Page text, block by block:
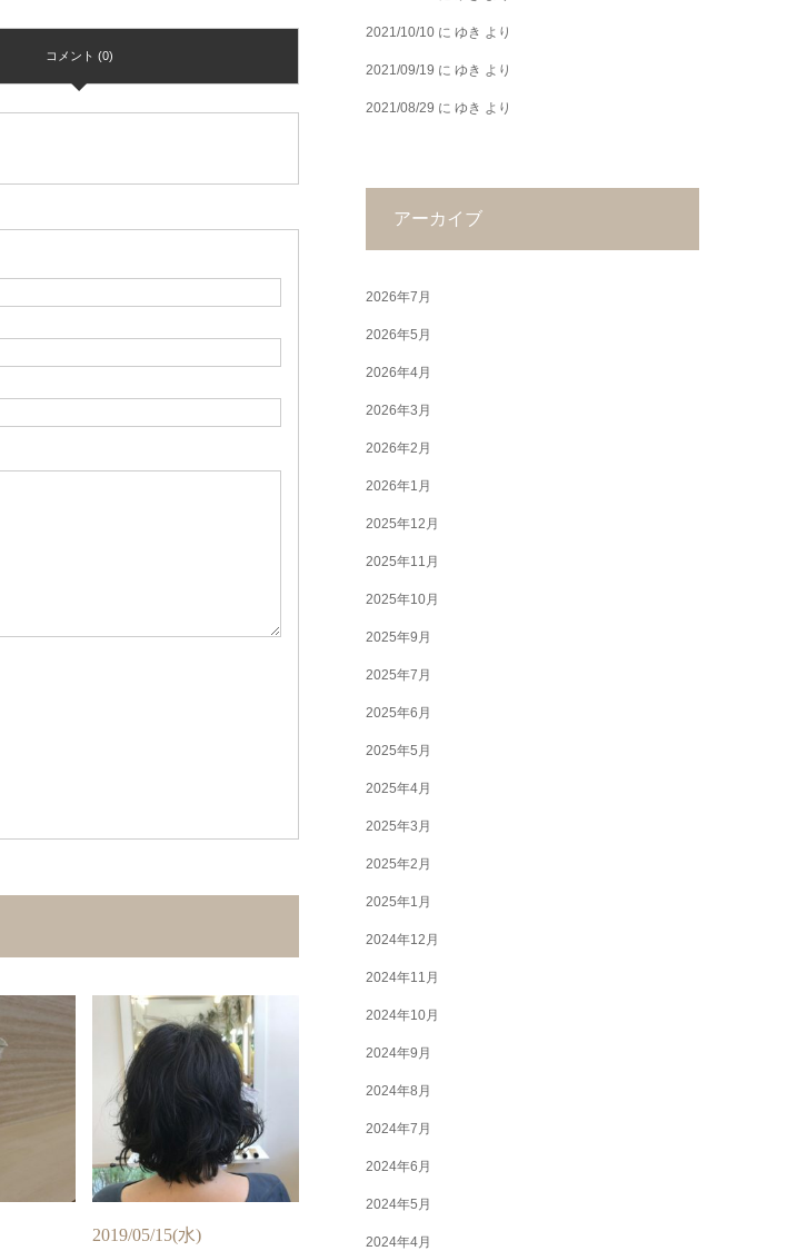
コメント (0)
2019/05/15(水)
2021/10/10 に ゆき より
2021/09/19 に ゆき より
2021/08/29 に ゆき より
アーカイブ
2026年7月
2026年5月
2026年4月
2026年3月
2026年2月
2026年1月
2025年12月
2025年11月
2025年10月
2025年9月
2025年7月
2025年6月
2025年5月
2025年4月
2025年3月
2025年2月
2025年1月
2024年12月
2024年11月
2024年10月
2024年9月
2024年8月
2024年7月
2024年6月
2024年5月
2024年4月